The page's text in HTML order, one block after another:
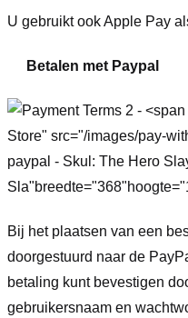
U gebruikt ook Apple Pay
Betalen met Paypal
Store" src="/images/pay-
paypal - Skul: The Hero
Bij het plaatsen van een
doorgestuurd naar de
betaling kunt bevestigen
gebruikersnaam en